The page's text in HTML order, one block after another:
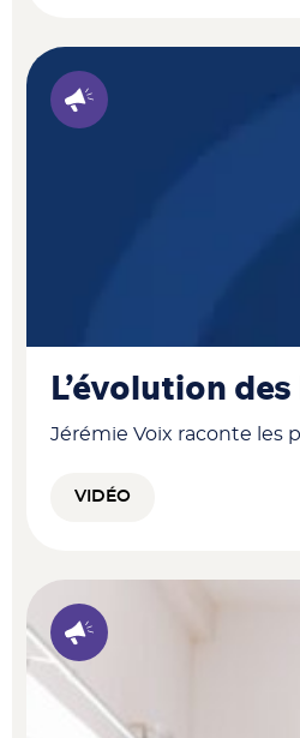
L’évolution
Jérémie Voix raconte les
VIDÉO